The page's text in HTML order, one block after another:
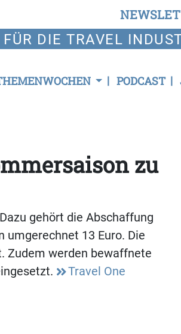
DIE TRAVEL
PODCAST
zu
gehört die Abschaffung
13 Euro. Die
Zudem werden bewaffnete
Travel One